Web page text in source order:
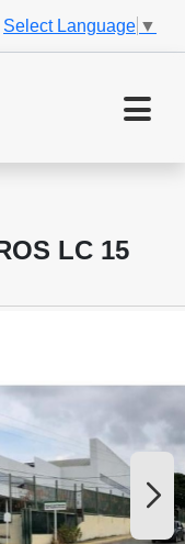
Select Language ▼
LC 15